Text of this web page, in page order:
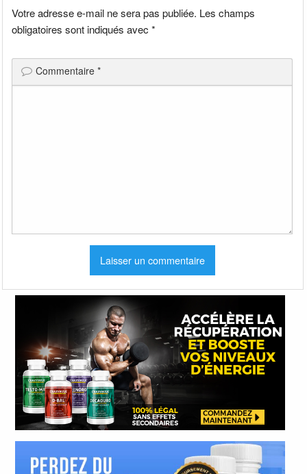
Votre adresse e-mail ne sera pas publiée. Les champs
obligatoires sont indiqués avec*
Commentaire*